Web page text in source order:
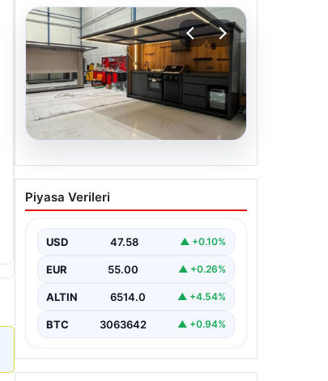
Outdoor Mutfaklar ve
Prestijli Yaşam Mekanları
bir değişim yaşamaktadır. Özellikle
müstakil villalarda yaşayan bireyler,
bahçe…
Piyasa Verileri
USD 47.58 ▲ +0.10%
EUR 55.00 ▲ +0.26%
ALTIN 6514.0 ▲ +4.54%
BTC 3063642 ▲ +0.94%